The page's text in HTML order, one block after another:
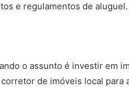
e regulamentos de aluguel.
o assunto é investir em
de imóveis local para